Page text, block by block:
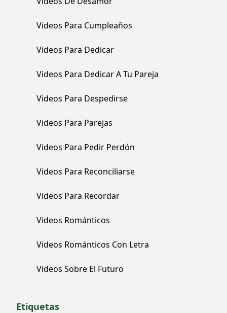
Videos Para Cumpleaños
Videos Para Dedicar
Videos Para Dedicar A Tu Pareja
Videos Para Despedirse
Videos Para Parejas
Videos Para Pedir Perdón
Videos Para Reconciliarse
Videos Para Recordar
Videos Románticos
Videos Románticos Con Letra
Videos Sobre El Futuro
Etiquetas